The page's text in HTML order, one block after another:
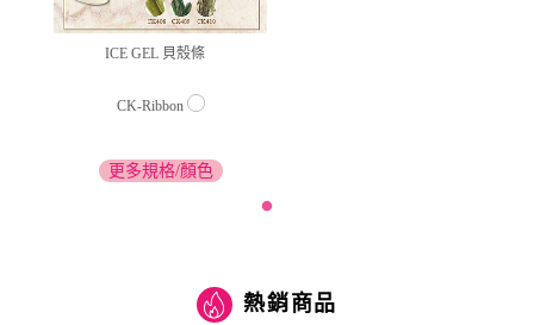
ICE GEL 貝殼條
CK-Ribbon
更多規格/顏色
熱銷商品